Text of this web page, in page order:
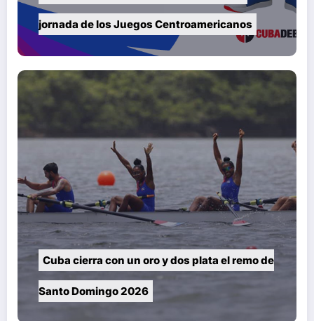
jornada de los Juegos Centroamericanos
Cuba cierra con un oro y dos plata el remo de
Santo Domingo 2026